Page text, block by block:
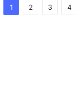
1 2 3 4